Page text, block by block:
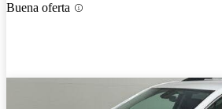
Buena oferta